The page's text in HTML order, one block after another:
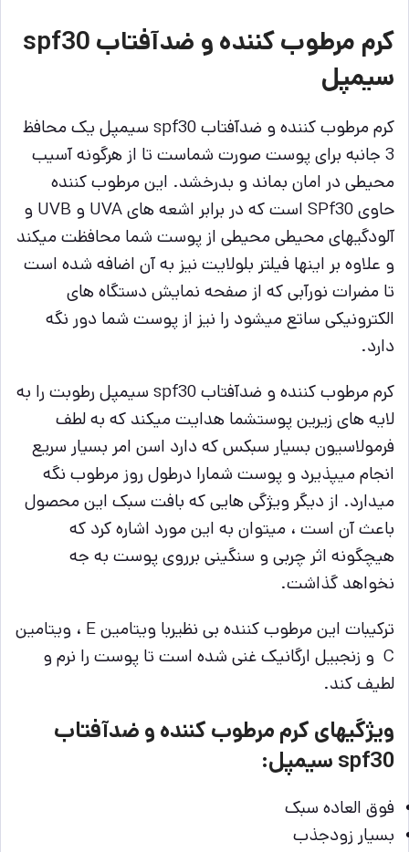
کرم مرطوب کننده و ضدآفتاب spf30
سیمپل
کرم مرطوب کننده و ضدآفتاب spf30 سیمپل یک محافظ
3 جانبه برای پوست صورت شماست تا از هرگونه آسیب
محیطی در امان بماند و بدرخشد. این مرطوب کننده
حاوی SPf30 است که در برابر اشعه های UVA و UVB و
آلودگیهای محیطی محیطی از پوست شما محافظت میکند
و علاوه بر اینها فیلتر بلولایت نیز به آن اضافه شده است
تا مضرات نورآبی که از صفحه نمایش دستگاه های
الکترونیکی ساتع میشود را نیز از پوست شما دور نگه
دارد.
کرم مرطوب کننده و ضدآفتاب spf30 سیمپل رطوبت را به
لایه های زیرین پوستشما هدایت میکند که به لطف
فرمولاسیون بسیار سبکس که دارد اسن امر بسیار سریع
انجام میپذیرد و پوست شمارا درطول روز مرطوب نگه
میدارد. از دیگر ویژگی هایی که بافت سبک این محصول
باعث آن است ، میتوان به این مورد اشاره کرد که
هیچگونه اثر چربی و سنگینی برروی پوست به جه
نخواهد گذاشت.
ترکیبات این مرطوب کننده بی نظیربا ویتامین E ، ویتامین
C و زنجبیل ارگانیک غنی شده است تا پوست را نرم و
لطیف کند.
ویژگیهای کرم مرطوب کننده و ضدآفتاب
spf30 سیمپل:
فوق العاده سبک
بسیار زودجذب